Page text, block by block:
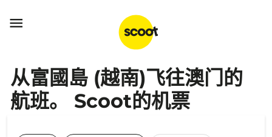

从富國島 (越南)飞往澳门的
航班。 Scoot的机票